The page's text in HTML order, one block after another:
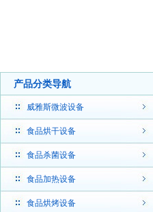
产品分类导航
威雅斯微波设备
食品烘干设备
食品杀菌设备
食品加热设备
食品烘烤设备